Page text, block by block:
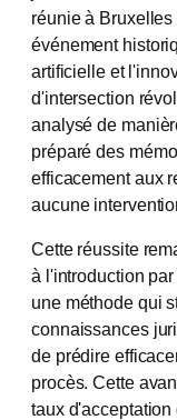
réunie à
événement
artificielle et
d'intersection
analysé de
préparé des
efficacement aux
aucune
Cette réussite
à l'introduction
une méthode qui
connaissances
de prédire
procès. Cette
taux d'acceptation